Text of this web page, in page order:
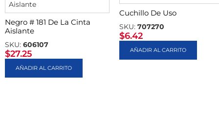
Negro # 181 De La Cinta
Aislante
SKU: 606107
$27.25
AÑADIR AL CARRITO
Cuchillo De Uso
SKU: 707270
$6.42
AÑADIR AL CARRITO